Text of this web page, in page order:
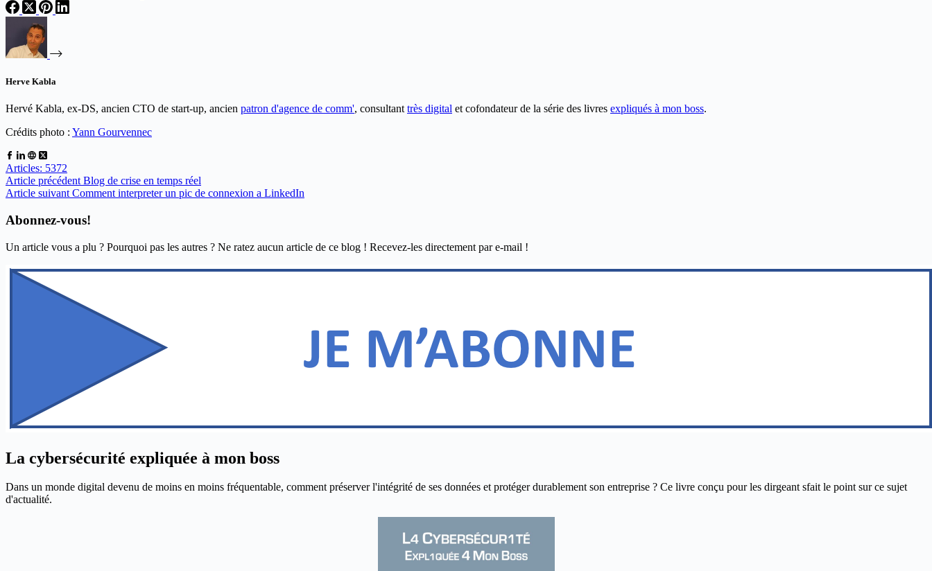
Herve Kabla
Hervé Kabla, ex-DS, ancien CTO de start-up, ancien patron d'agence de comm', consultant très digital et cofondateur de la série des livres expliqués à mon boss.
Crédits photo : Yann Gourvennec
Articles: 5372
Article précédent Blog de crise en temps réel
Article suivant Comment interpreter un pic de connexion a LinkedIn
Abonnez-vous!
Un article vous a plu ? Pourquoi pas les autres ? Ne ratez aucun article de ce blog ! Recevez-les directement par e-mail !
La cybersécurité expliquée à mon boss
Dans un monde digital devenu de moins en moins fréquentable, comment préserver l'intégrité de ses données et protéger durablement son entreprise ? Ce livre conçu pour les dirgeant sfait le point sur ce sujet
d'actualité.